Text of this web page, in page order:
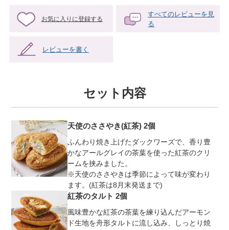
お気に入りに登録する
すべてのレビューを見
る
レビューを書く
セット内容
天使のささやき(紅茶) 2個
ふんわり焼き上げたダックワーズで、香り豊
かなアールグレイの茶葉を使った紅茶のクリ
ームを挟みました。
※天使のささやきは季節によって味が変わり
ます。(紅茶は8月末発送まで)
紅茶のタルト 2個
風味豊かな紅茶の茶葉を練り込んだアーモン
ド生地を舟形タルトに流し込み、しっとり焼